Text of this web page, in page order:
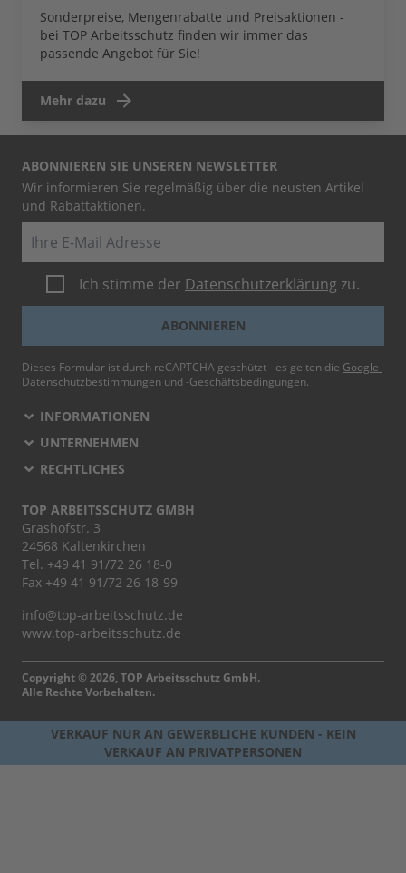
Sonderpreise, Mengenrabatte und Preisaktionen -
bei TOP Arbeitsschutz finden wir immer das
passende Angebot für Sie!
Mehr dazu
ABONNIEREN SIE UNSEREN NEWSLETTER
Wir informieren Sie regelmäßig über die neusten Artikel
und Rabattaktionen.
Ich stimme der Datenschutzerklärung zu.
ABONNIEREN
Dieses Formular ist durch reCAPTCHA geschützt - es gelten die Google-
Datenschutzbestimmungen und -Geschäftsbedingungen.
INFORMATIONEN
UNTERNEHMEN
RECHTLICHES
TOP ARBEITSSCHUTZ GMBH
Grashofstr. 3
24568 Kaltenkirchen
Tel. +49 41 91/72 26 18-0
Fax +49 41 91/72 26 18-99
info@top-arbeitsschutz.de
www.top-arbeitsschutz.de
Copyright © 2026, TOP Arbeitsschutz GmbH.
Alle Rechte Vorbehalten.
VERKAUF NUR AN GEWERBLICHE KUNDEN - KEIN
VERKAUF AN PRIVATPERSONEN